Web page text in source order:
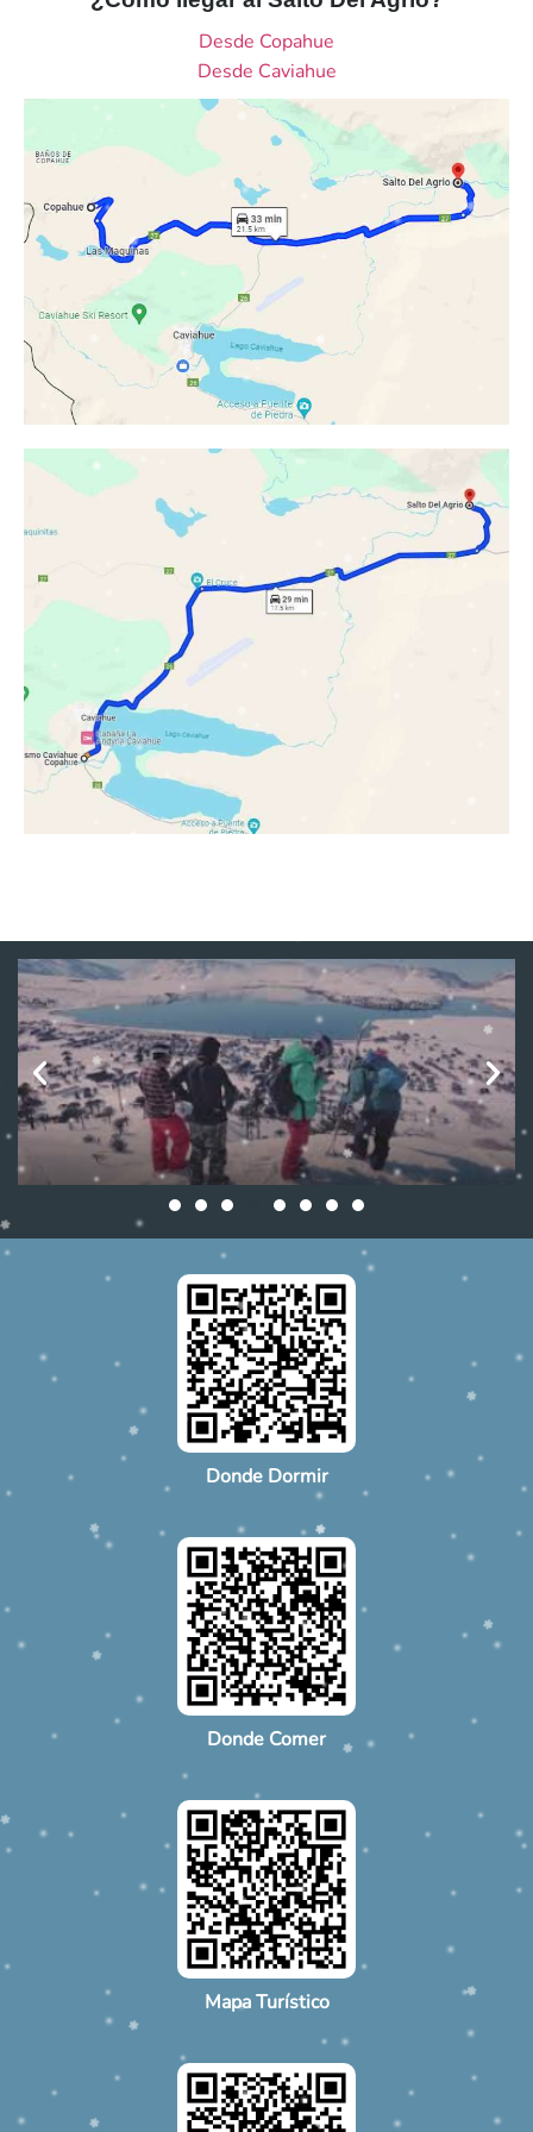
Desde Copahue
Desde Caviahue
Donde Dormir
Donde Comer
Mapa Turístico